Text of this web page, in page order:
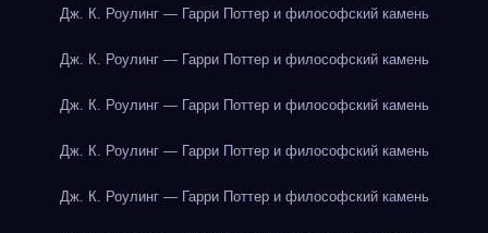
Дж. К. Роулинг — Гарри Поттер и философский камень
Дж. К. Роулинг — Гарри Поттер и философский камень
Дж. К. Роулинг — Гарри Поттер и философский камень
Дж. К. Роулинг — Гарри Поттер и философский камень
Дж. К. Роулинг — Гарри Поттер и философский камень